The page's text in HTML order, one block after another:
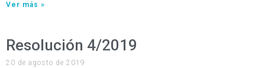
Ver más »
Resolución 4/2019
20 de agosto de 2019